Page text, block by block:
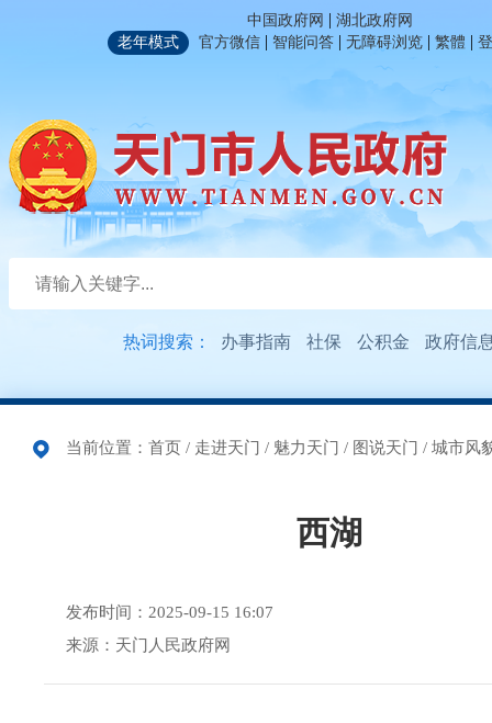
中国政府网 | 湖北政府网
老年模式
官方微信 | 智能问答 | 无障碍浏览 | 繁體 |
热词搜索： 办事指南 社保 公积金 政府信
当前位置： 首页 / 走进天门 / 魅力天门 / 图说天门 / 城市风
西湖
发布时间：2025-09-15 16:07
来源：天门人民政府网